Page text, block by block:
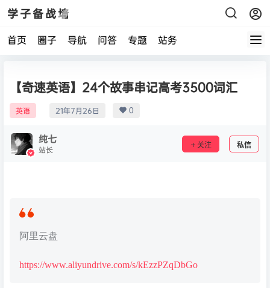
学子备战墙
首页 圈子 导航 问答 专题 站务
【奇速英语】24个故事串记高考3500词汇
英语 21年7月26日 0
纯七
站长 关注 私信
阿里云盘
https://www.aliyundrive.com/s/kEzzPZqDbGo